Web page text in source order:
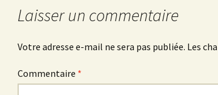
Laisser un commentaire
Votre adresse e-mail ne sera pas publiée. Les
Commentaire *